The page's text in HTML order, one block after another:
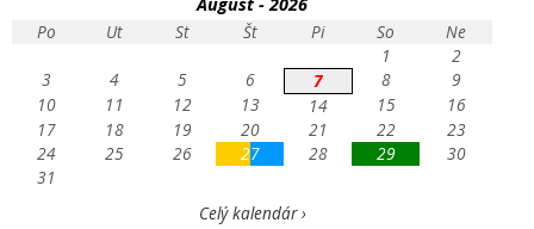
Po
Ut St Št Pi So
Ne
1
2
3
4 5 6 7 8
9
10
11 12 13 14 15
16
17
18 19 20 21 22
23
24
25 26 27 28 29
30
31
Celý kalendár ›